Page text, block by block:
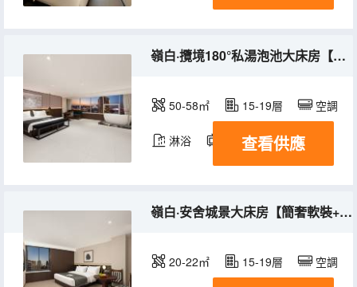
嶺白·攬境180°私湯泡池大床房【環江視野+沉浸私湯】
50-58㎡ 15-19層 空調
淋浴 電視機 冰箱
查看供應
嶺白·安舍城景大床房【簡奢軟裝+靜謐治癒角落】
20-22㎡ 15-19層 空調